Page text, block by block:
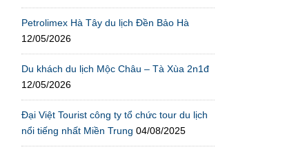
Petrolimex Hà Tây du lịch Đền Bảo Hà
12/05/2026
Du khách du lịch Mộc Châu – Tà Xùa 2n1đ
12/05/2026
Đại Việt Tourist công ty tổ chức tour du lịch
nổi tiếng nhất Miền Trung 04/08/2025